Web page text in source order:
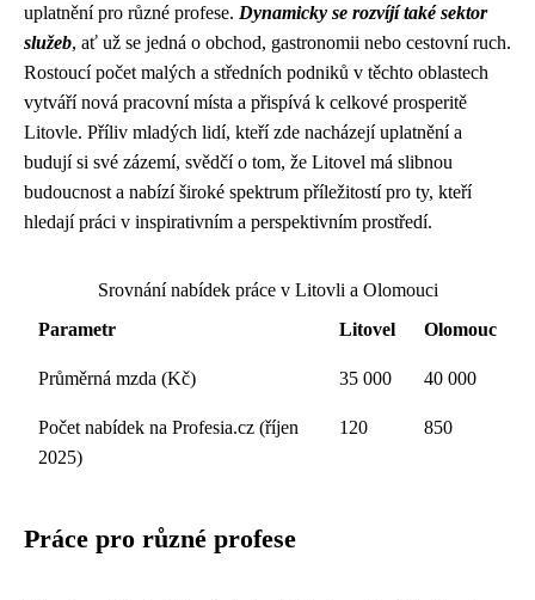
uplatnění pro různé profese. Dynamicky se rozvíjí také sektor
služeb, ať už se jedná o obchod, gastronomii nebo cestovní ruch.
Rostoucí počet malých a středních podniků v těchto oblastech
vytváří nová pracovní místa a přispívá k celkové prosperitě
Litovle. Příliv mladých lidí, kteří zde nacházejí uplatnění a
budují si své zázemí, svědčí o tom, že Litovel má slibnou
budoucnost a nabízí široké spektrum příležitostí pro ty, kteří
hledají práci v inspirativním a perspektivním prostředí.
Srovnání nabídek práce v Litovli a Olomouci
Parametr
Litovel Olomouc
Průměrná mzda (Kč) 35 000 40 000
Počet nabídek na Profesia.cz (říjen
2025)
120 850
Práce pro různé profese